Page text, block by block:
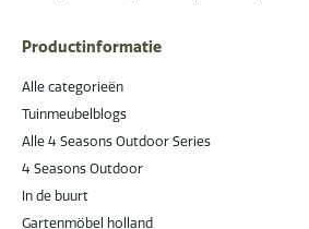
Productinformatie
Alle categorieën
Tuinmeubelblogs
Alle 4 Seasons Outdoor Series
4 Seasons Outdoor
In de buurt
Gartenmöbel holland